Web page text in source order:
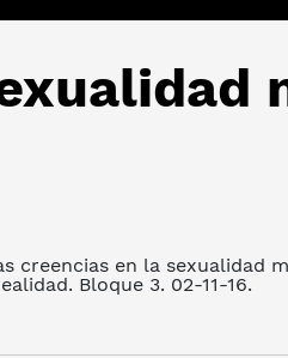
creencias en la sexualidad
Bloque 3. 02-11-16.